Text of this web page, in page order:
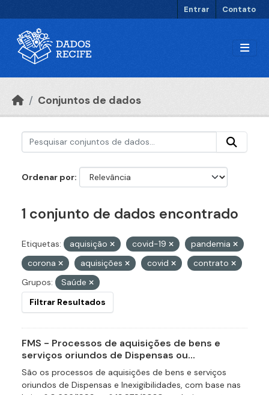
Entrar Contato
Conjuntos de dados
Ordenar por
1 conjunto de dados encontrado
Etiquetas: aquisição covid-19
pandemia
corona
aquisições covid
contrato
Grupos:
Saúde
Filtrar Resultados
FMS - Processos de aquisições de bens e
serviços oriundos de Dispensas ou...
São os processos de aquisições de bens e serviços
oriundos de Dispensas e Inexigibilidades, com base nas